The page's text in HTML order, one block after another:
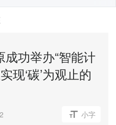
功举办“智能计
现‘碳’为观止的
小字